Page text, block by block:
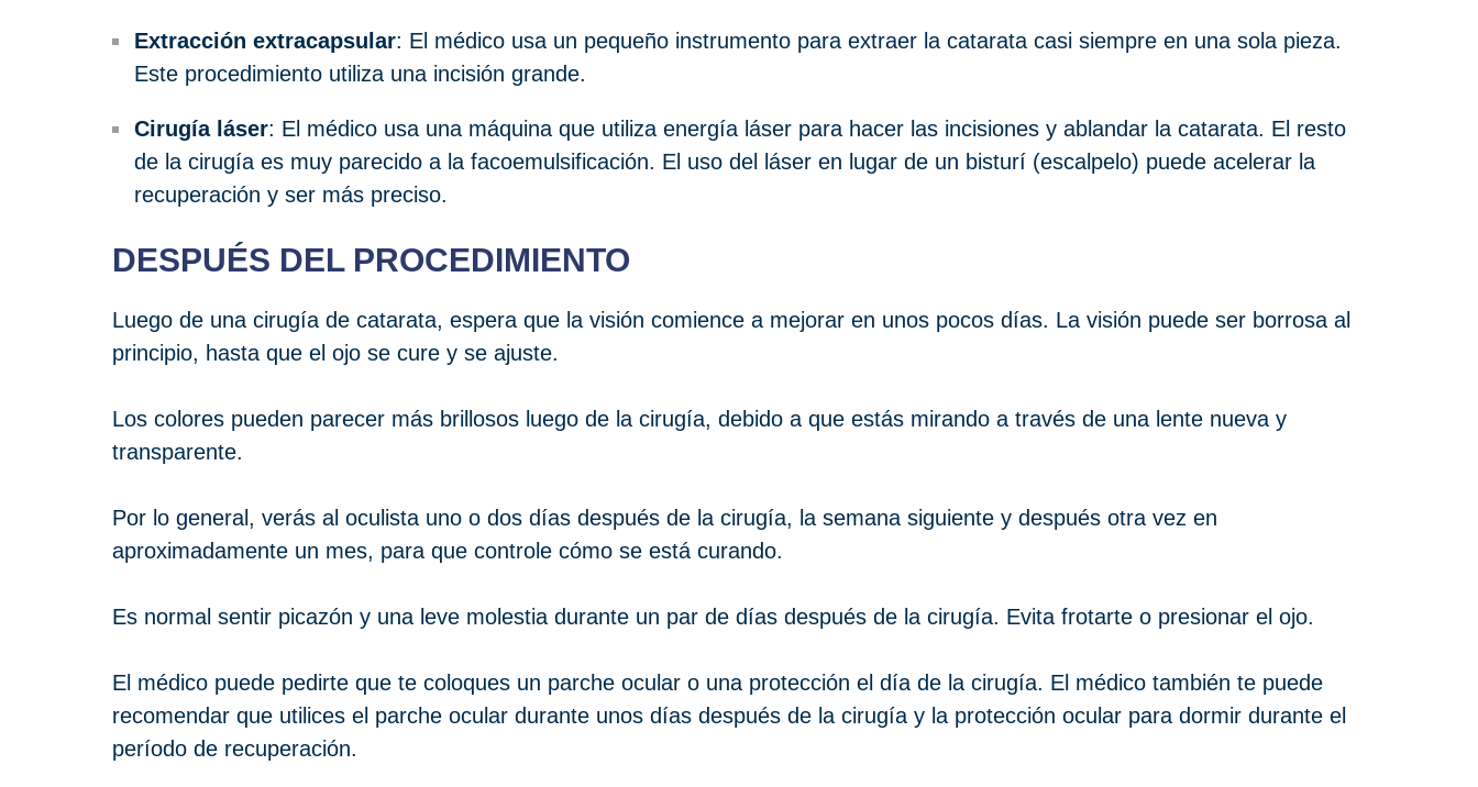
Extracción extracapsular: El médico usa un pequeño instrumento para extraer la catarata casi siempre en una sola pieza.
Este procedimiento utiliza una incisión grande.
Cirugía láser: El médico usa una máquina que utiliza energía láser para hacer las incisiones y ablandar la catarata. El resto
de la cirugía es muy parecido a la facoemulsificación. El uso del láser en lugar de un bisturí (escalpelo) puede acelerar la
recuperación y ser más preciso.
DESPUÉS DEL PROCEDIMIENTO
Luego de una cirugía de catarata, espera que la visión comience a mejorar en unos pocos días. La visión puede ser borrosa al
principio, hasta que el ojo se cure y se ajuste.
Los colores pueden parecer más brillosos luego de la cirugía, debido a que estás mirando a través de una lente nueva y
transparente.
Por lo general, verás al oculista uno o dos días después de la cirugía, la semana siguiente y después otra vez en
aproximadamente un mes, para que controle cómo se está curando.
Es normal sentir picazón y una leve molestia durante un par de días después de la cirugía. Evita frotarte o presionar el ojo.
El médico puede pedirte que te coloques un parche ocular o una protección el día de la cirugía. El médico también te puede
recomendar que utilices el parche ocular durante unos días después de la cirugía y la protección ocular para dormir durante el
período de recuperación.